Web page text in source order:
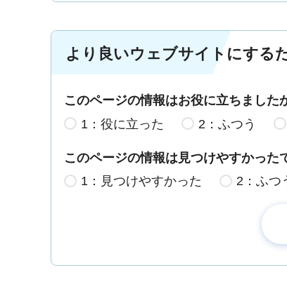
より良いウェブサイトにする
このページの情報はお役に立ちました
1：役に立った
2：ふつう
このページの情報は見つけやすかった
1：見つけやすかった
2：ふつ